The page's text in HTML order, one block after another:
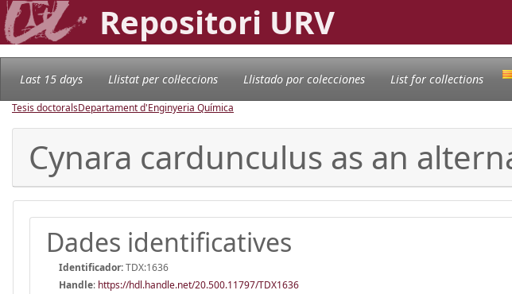
Repositori URV
Last 15 days Llistat per col·leccions Llistado por colecciones List for collections
Tesis doctoralsDepartament d'Enginyeria Química
Cynara cardunculus as an
Dades identificatives
Identificador:TDX:1636
Handle: https://hdl.handle.net/20.500.11797/TDX1636